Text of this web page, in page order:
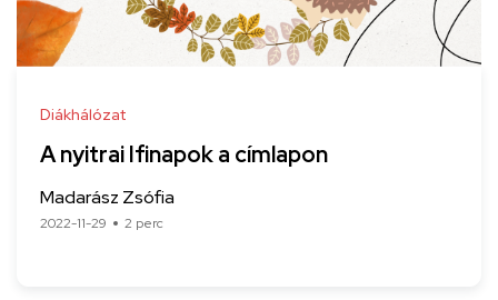
Diákhálózat
A nyitrai Ifinapok a címlapon
Madarász Zsófia
2022-11-29 2 perc